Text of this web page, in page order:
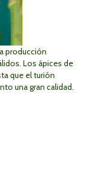
producción
Los ápices de
que el turión
una gran calidad.